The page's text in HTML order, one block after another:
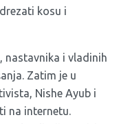
kosu i
nastavnika i vladinih
Zatim je u
Nishe Ayub i
na internetu.